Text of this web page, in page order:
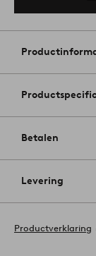
Betalen
Levering
Productverklaring